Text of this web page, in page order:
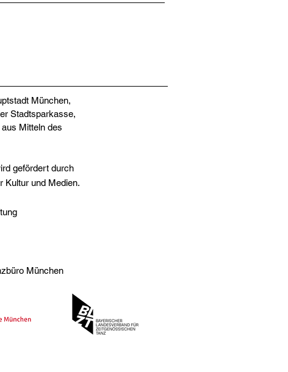
München,
Stadtsparkasse,
Mitteln des
gefördert durch
Kultur und Medien.
München